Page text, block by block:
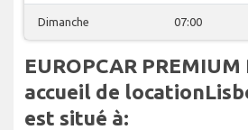
Dimanche 07:00
EUROPCAR PREMIUM
accueil de
est situé à: